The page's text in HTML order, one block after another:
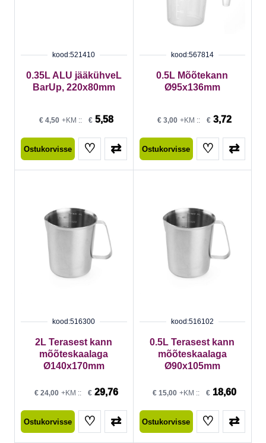
kood:521410
0.35L ALU jääkühveL
BarUp, 220x80mm
€4,50 +KM :: €5,58
Ostukorvisse ♡ ⇄
kood:567814
0.5L Mõõtekann
Ø95x136mm
€ 3,00 +KM :: € 3,72
Ostukorvisse ♡ ⇄
kood:516300
2L Terasest kann
mõõteskaalaga
Ø140x170mm
€24,00 +KM :: €29,76
Ostukorvisse ♡ ⇄
kood:516102
0.5L Terasest kann
mõõteskaalaga
Ø90x105mm
€ 15,00 +KM :: € 18,60
Ostukorvisse ♡ ⇄